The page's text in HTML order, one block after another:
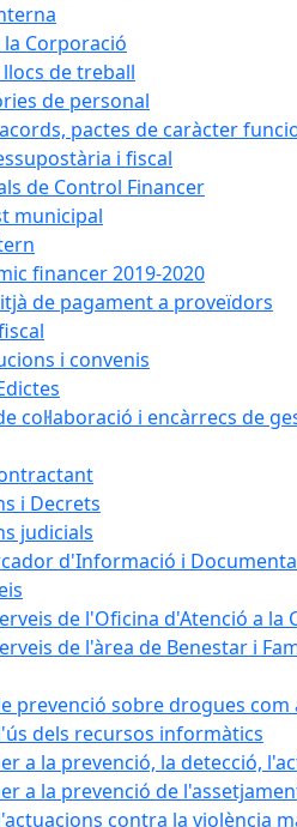
la Corporació
llocs de treball
de personal
pactes de caràcter
i fiscal
de Control Financer
municipal
financer 2019-2020
de pagament a proveïdors
i convenis
col·laboració i encàrrecs de
i Decrets
judicials
d'Informació i
de l'Oficina d'Atenció a la
de l'àrea de Benestar i
prevenció sobre drogues com
dels recursos informàtics
a la prevenció, la detecció,
a la prevenció de
contra la violència